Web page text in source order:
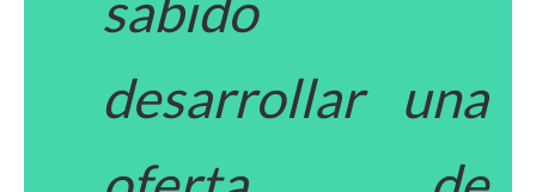
desarrollar una